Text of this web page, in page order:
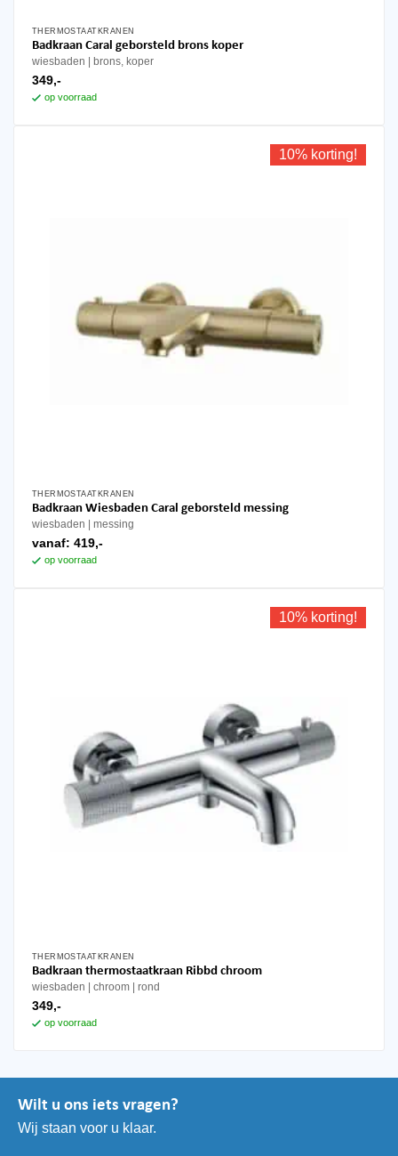
THERMOSTAATKRANEN
Badkraan Caral geborsteld brons koper
wiesbaden brons, koper
349,-
op voorraad
10% korting!
THERMOSTAATKRANEN
Badkraan Wiesbaden Caral geborsteld messing
wiesbaden messing
vanaf: 419,-
op voorraad
10% korting!
THERMOSTAATKRANEN
Badkraan thermostaatkraan Ribbd chroom
wiesbaden chroom rond
349,-
op voorraad
Wilt u ons iets vragen?
Wij staan voor u klaar.